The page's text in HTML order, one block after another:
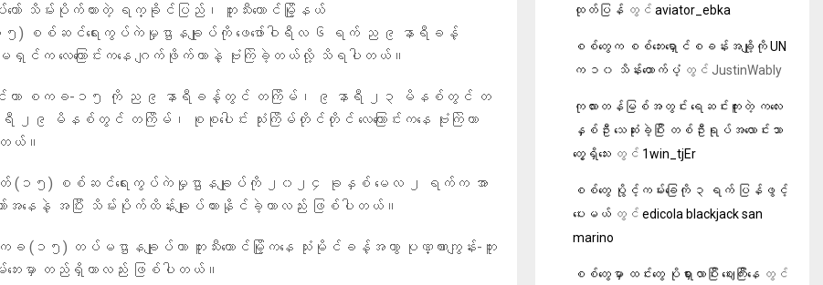
ာ် သိမ်းပိုက်ထားတဲ့ ရက္ခိုင်ပြည်၊ ဘူးသီးတောင်မြို့နယ်
) စစ်ဆင်ရေးကွပ်ကဲမှုဌာနချုပ်ကို ဖေဖော်ဝါရီလ ၆ ရက် ည ၉ နာရီခန့်
ရှင်က လေကြောင်းကနေ ဂျက်ဖိုက်တာနဲ့ ဗုံးကြဲခဲ့တယ်လို့ သိရပါတယ်။
င်ဟာ စကခ-၁၅ ကို ည ၉ နာရီခန့်တွင် တကြိမ်၊ ၉ နာရီ ၂၃ မိနစ်တွင် တ
၂၉ မိနစ်တွင် တကြိမ်၊ စုစုပေါင်း သုံးကြိမ်တိုင်တိုင် လေကြောင်းကနေ ဗုံးကြဲတာ
တယ်။
(၁၅) စစ်ဆင်ရေးကွပ်ကဲမှုဌာနချုပ်ကို ၂၀၂၄ ခုနှစ် မေလ ၂ ရက်က အာ
နေနဲ့ အပြီး သိမ်းပိုက်ထိန်းချုပ်ထားနိုင်ခဲ့တာလည်း ဖြစ်ပါတယ်။
ကခ (၁၅) တပ်မဌာနချုပ်ဟာ ဘူးသီးတောင်မြို့ကနေ သုံးမိုင်ခန့်အကွာ ပုဏ္ဏားကျွန်း-ဘူး
မ်းဘေးမှာ တည်ရှိတာလည်း ဖြစ်ပါတယ်။
ထုတ်ပြန် တွင် aviator_ebka
စစ်တွေက စစ်ဘေးရှောင်စခန်းအချို့ကို UN
က ၁၀ သိန်းထောက်ပံ့ တွင် JustinWably
ကုလားတန်မြစ်အတွင်း ရေဆင်းကူးတဲ့ ကလေး
နှစ်ဦး သေဆုံးခဲ့ပြီး တစ်ဦးရုပ်အလောင်းသာ
တွေ့ရှိသေး တွင် 1win_tjEr
စစ်တွေ ပွိုင့်ကမ်းခြေကို ၃ ရက် ပြန်ဖွင့်
ပေးမယ် တွင် edicola blackjack san
marino
စစ်တွေမှာ ထင်းတွေ ပိုရှားလာပြီး ဈေးကြီးနေ တွင်